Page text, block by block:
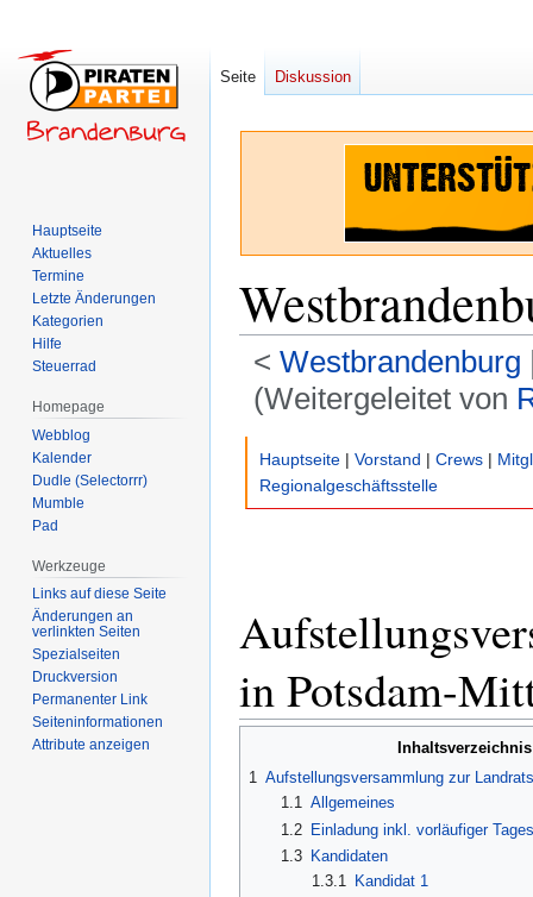
< Westbrandenburg
(Weitergeleitet von
Navigation
springen
springen
Hauptseite | Vorstand | Crews |
Regionalgeschäftsstelle
in Potsdam-
Inhaltsverzeichnis
1 Aufstellungsversammlung zur
1.1 Allgemeines
1.2 Einladung inkl. vorläufiger
1.3
Kandidaten
1.3.1 Kandidat 1
Seite Diskussion
Hauptseite
Aktuelles
Termine
Letzte Änderungen
Kategorien
Hilfe
Steuerrad
Homepage
Webblog
Kalender
Dudle (Selectorrr)
Mumble
Pad
Werkzeuge
Links auf diese Seite
Änderungen an
verlinkten Seiten
Spezialseiten
Druckversion
Permanenter Link
Seiten­­informationen
Attribute anzeigen